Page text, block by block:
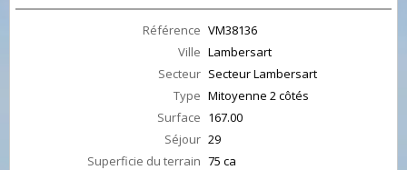
Référence VM38136
Ville Lambersart
Secteur Secteur Lambersart
Type Mitoyenne 2 côtés
Surface 167.00
Séjour 29
Superficie du terrain 75 ca